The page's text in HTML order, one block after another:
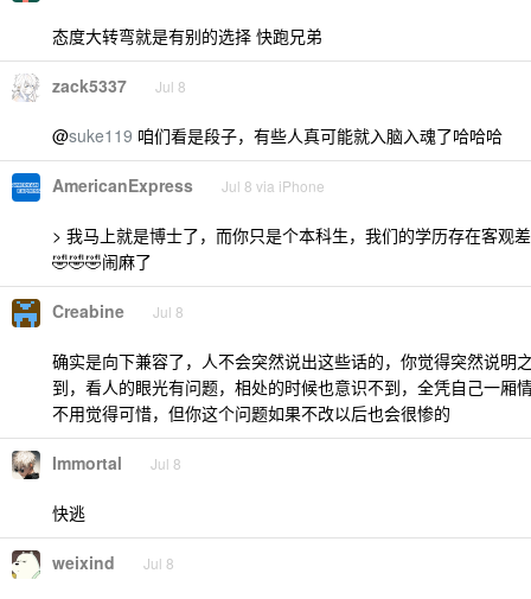
态度大转弯就是有别的选择 快跑兄弟
zack5337 Jul 8
@suke119 咱们看是段子，有些人真可能就入脑入魂了哈哈哈
AmericanExpress Jul 8 via iPhone
> 我马上就是博士了，而你只是个本科生，我们的学历存在客观
🤣🤣🤣闹麻了
Creabine Jul 8
确实是向下兼容了，人不会突然说出这些话的，你觉得突然说明
到，看人的眼光有问题，相处的时候也意识不到，全凭自己一厢
不用觉得可惜，但你这个问题如果不改以后也会很惨的
Immortal Jul 8
快逃
weixind Jul 8